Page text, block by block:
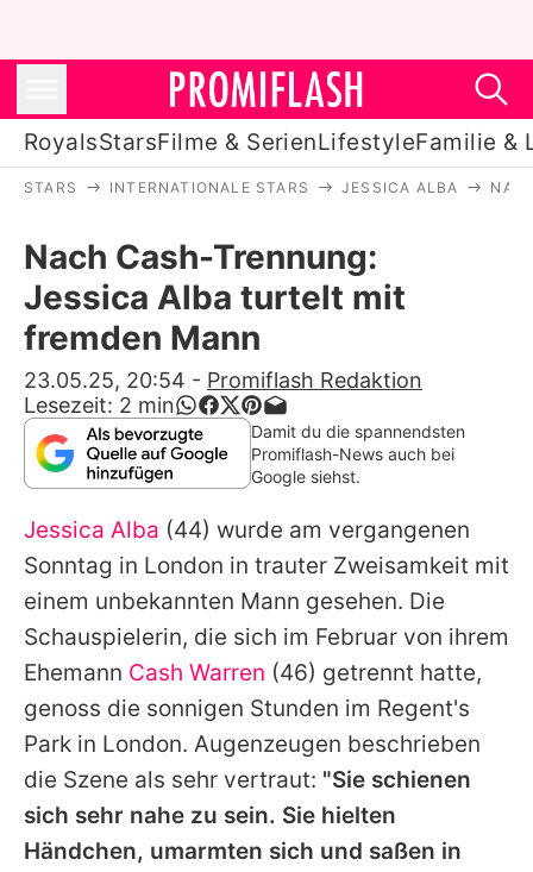
RoyalsStarsFilme & SerienLifestyleFamilie &
Stars
Filme & Serien
Lifestyle
Familie & Liebe
Promiflash Exklusiv
Alle Themen auf Promiflash
Jobs
App runterladen
Team
Redaktionelle Richtlinien
Impressum
Datenschutzerklärung
STARS INTERNATIONALE STARS JESSICA ALBA
Nach Cash-Trennung:
Jessica Alba turtelt mit
fremden Mann
23.05.25, 20:54 - Promiflash Redaktion
Lesezeit: 2 min
Damit du die spannendsten
Promiflash-News auch bei
Google siehst.
Jessica Alba (44) wurde am vergangenen
Sonntag in London in trauter Zweisamkeit mit
einem unbekannten Mann gesehen. Die
Schauspielerin, die sich im Februar von ihrem
Ehemann Cash Warren (46) getrennt hatte,
genoss die sonnigen Stunden im Regent's
Park in London. Augenzeugen beschrieben
die Szene als sehr vertraut: "Sie schienen
sich sehr nahe zu sein. Sie hielten
Händchen, umarmten sich und saßen in